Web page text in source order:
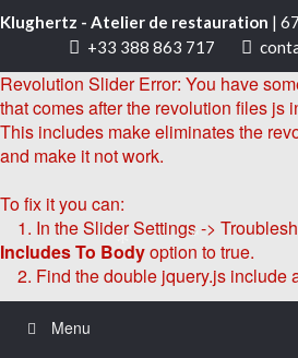
Klughertz - Atelier de restauration |
+33 388 863 717
Revolution Slider Error: You have
that comes after the revolution files js
This includes make eliminates the
and make it not work.
To fix it you can:
1. In the Slider Settings ->
Includes To Bodyoption to true.
2. Find the double jquery.js include
Menu
*
*